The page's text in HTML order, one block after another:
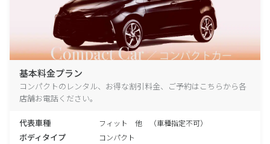
基本料金プラン
コンパクトのレンタル、お得な割引料金、ご予約はこちらから各
店舗お電話ください。
代表車種 フィット 他 （車種指定不可）
ボディタイプ コンパクト